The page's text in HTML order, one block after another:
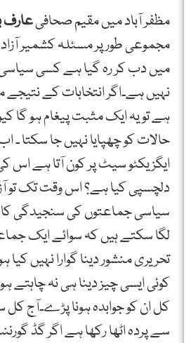
مظفر آباد میں مقیم صحافیعارف
مجموعی طور پر مسئلہ کشمیر
میں دب کر رہ گیا ہے کسی
نہیں ہے۔اگر انتخابات کے
ہے تو یہ ایک مثبت پیغام ہو گا
حالات کو چھپایا نہیں جا سکتا ۔
ایگزیکٹو سیٹ پر کون آتا ہے اس
دلچسپی کیا ہے؟ اس وقت تک تو
سیاسی جماعتوں کی سنجیدگی کا
لگا سکتے ہیں کہ سوائے ایک
تحریری منشور دینا گوارا نہیں
کوئی ایسی چیز دینا ہی نہ چاہتے
کل ان کو جوابدہ ہونا پڑے۔آج کل
سے پردہ اٹھا رکھا ہے اگر گڈ